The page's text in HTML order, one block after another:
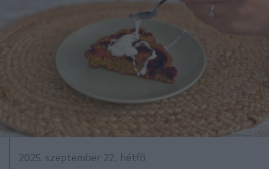
2025. szeptember 22., hétfő